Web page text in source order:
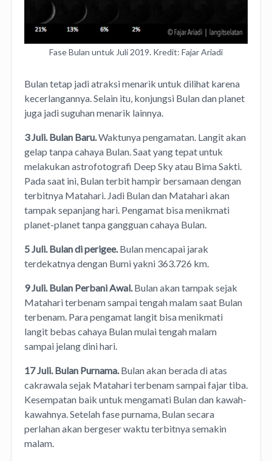
Fase Bulan untuk Juli 2019. Kredit: Fajar Ariadi
Bulan tetap jadi atraksi menarik untuk dilihat karena
kecerlangannya. Selain itu, konjungsi Bulan dan planet
juga jadi suguhan menarik lainnya.
3 Juli. Bulan Baru.Waktunya pengamatan. Langit akan
gelap tanpa cahaya Bulan. Saat yang tepat untuk
melakukan astrofotografi Deep Sky atau Bima Sakti.
Pada saat ini, Bulan terbit hampir bersamaan dengan
terbitnya Matahari. Jadi Bulan dan Matahari akan
tampak sepanjang hari. Pengamat bisa menikmati
planet-planet tanpa gangguan cahaya Bulan.
5Juli. Bulan di perigee.Bulan mencapai jarak
terdekatnya dengan Bumi yakni 363.726 km.
9 Juli. Bulan Perbani Awal.Bulan akan tampak sejak
Matahari terbenam sampai tengah malam saat Bulan
terbenam. Para pengamat langit bisa menikmati
langit bebas cahaya Bulan mulai tengah malam
sampai jelang dini hari.
17 Juli. Bulan Purnama.Bulan akan berada di atas
cakrawala sejak Matahari terbenam sampai fajar tiba.
Kesempatan baik untuk mengamati Bulan dan kawah-
kawahnya. Setelah fase purnama, Bulan secara
perlahan akan bergeser waktu terbitnya semakin
malam.